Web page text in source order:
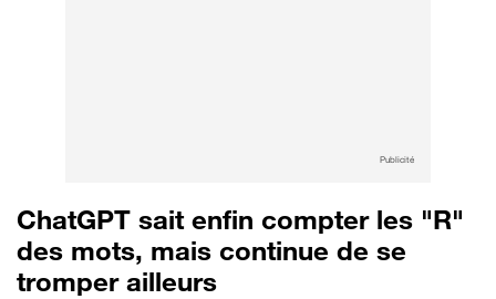
Publicité
ChatGPT sait enfin compter les "R"
des mots, mais continue de se
tromper ailleurs